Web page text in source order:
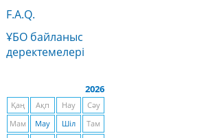
F.A.Q.
ҰБО байланыс
деректемелерi
2026
Қаң Ақп Нау
Сәу
Мам
Мау Шіл
Там